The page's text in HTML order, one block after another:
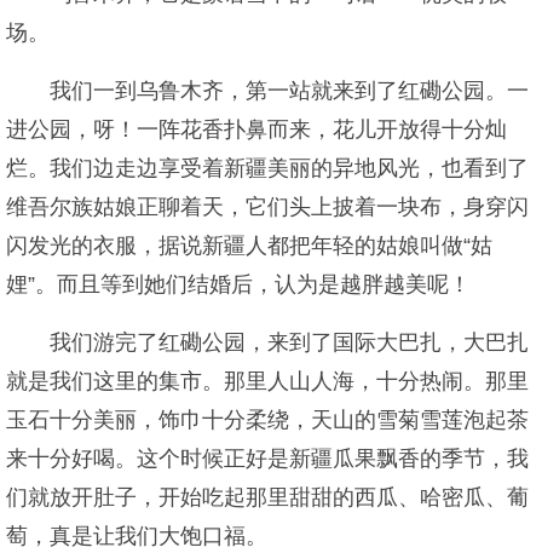
场。
我们一到乌鲁木齐，第一站就来到了红磡公园。一
进公园，呀！一阵花香扑鼻而来，花儿开放得十分灿
烂。我们边走边享受着新疆美丽的异地风光，也看到了
维吾尔族姑娘正聊着天，它们头上披着一块布，身穿闪
闪发光的衣服，据说新疆人都把年轻的姑娘叫做“姑
娌”。而且等到她们结婚后，认为是越胖越美呢！
我们游完了红磡公园，来到了国际大巴扎，大巴扎
就是我们这里的集市。那里人山人海，十分热闹。那里
玉石十分美丽，饰巾十分柔绕，天山的雪菊雪莲泡起茶
来十分好喝。这个时候正好是新疆瓜果飘香的季节，我
们就放开肚子，开始吃起那里甜甜的西瓜、哈密瓜、葡
萄，真是让我们大饱口福。